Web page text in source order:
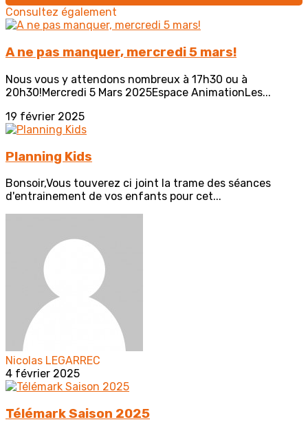
Consultez également
A ne pas manquer, mercredi 5 mars!
Nous vous y attendons nombreux à 17h30 ou à
20h30!Mercredi 5 Mars 2025Espace AnimationLes...
19 février 2025
Planning Kids
Bonsoir,Vous touverez ci joint la trame des séances
d'entrainement de vos enfants pour cet...
Nicolas LEGARREC
4 février 2025
Télémark Saison 2025